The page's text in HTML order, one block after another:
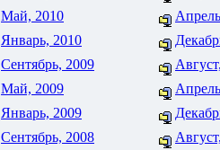
Май, 2010
Январь, 2010
Сентябрь, 2009
Май, 2009
Январь, 2009
Сентябрь, 2008